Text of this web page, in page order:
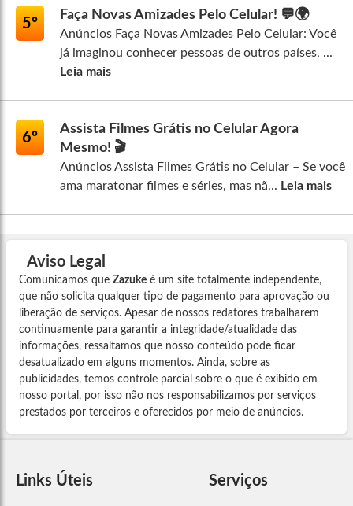
5º
Faça Novas Amizades Pelo Celular! 💬🌍
Anúncios Faça Novas Amizades Pelo Celular: Você
já imaginou conhecer pessoas de outros países, ...
Leia mais
6º
Assista Filmes Grátis no Celular Agora
Mesmo! 🎬
Anúncios Assista Filmes Grátis no Celular – Se você
ama maratonar filmes e séries, mas nã... Leia mais
Aviso Legal
Comunicamos que Zazuke é um site totalmente independente,
que não solicita qualquer tipo de pagamento para aprovação ou
liberação de serviços. Apesar de nossos redatores trabalharem
continuamente para garantir a integridade/atualidade das
informações, ressaltamos que nosso conteúdo pode ficar
desatualizado em alguns momentos. Ainda, sobre as
publicidades, temos controle parcial sobre o que é exibido em
nosso portal, por isso não nos responsabilizamos por serviços
prestados por terceiros e oferecidos por meio de anúncios.
Links Úteis Serviços